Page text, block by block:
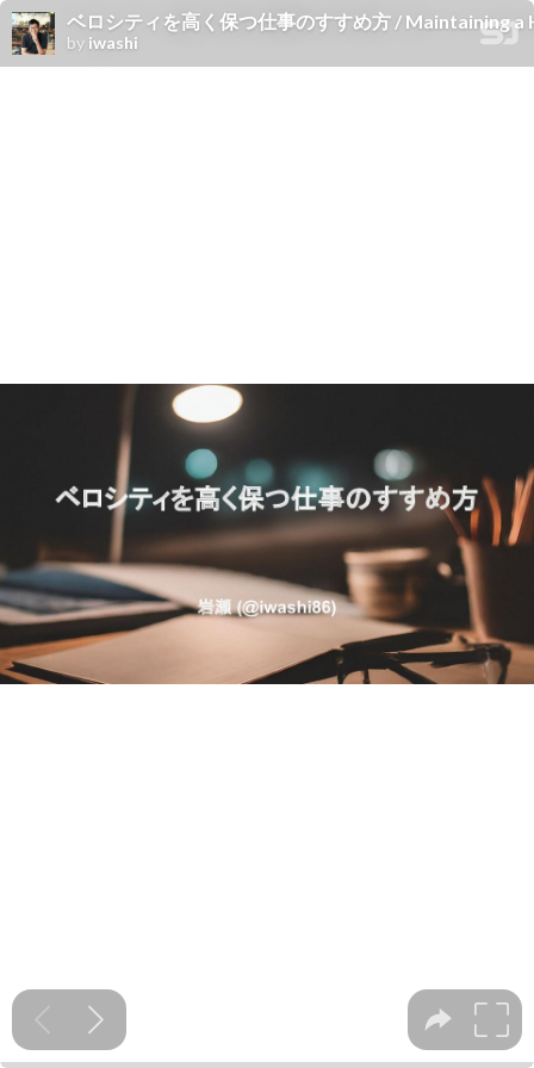
ベロシティを高く保つ仕事のすすめ方 / Maintaining
by iwashi